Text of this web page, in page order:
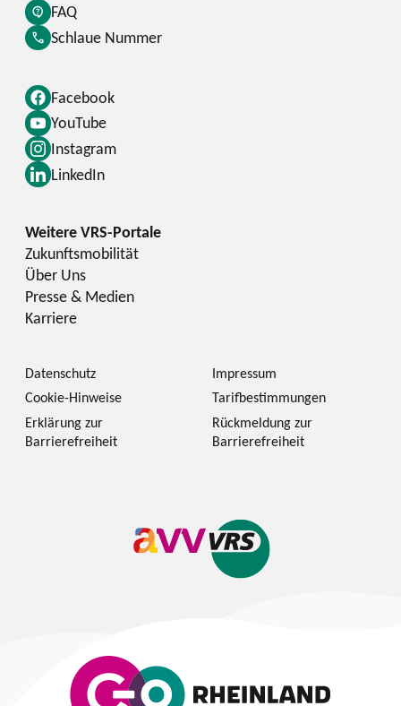
Facebook
YouTube
Instagram
LinkedIn
FAQ
Schlaue Nummer
Zukunftsmobilität
Über Uns
Presse & Medien
Karriere
Datenschutz
Impressum
Cookie-Hinweise
Tarifbestimmungen
Erklärung zur
Barrierefreiheit
Rückmeldung zur
Barrierefreiheit